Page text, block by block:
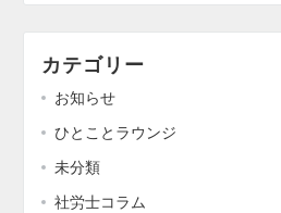
カテゴリー
お知らせ
ひとことラウンジ
未分類
社労士コラム